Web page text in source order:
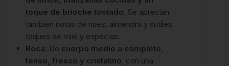
toque de brioche tostado. Se aprecian
también notas de nuez, almendra y sutiles
toques de miel y especias.
Boca: De cuerpo medio a completo,
tenso, fresco y cristalino, con una